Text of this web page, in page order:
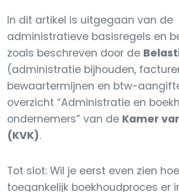
In dit artikel is uitgegaan van de
administratieve basisregels en
zoals beschreven door de
(administratie bijhouden,
bewaartermijnen en btw-
overzicht “Administratie en
ondernemers” van de Kamer
(KVK).
Tot slot: Wil je eerst even zien
toegankelijk boekhoudproces er